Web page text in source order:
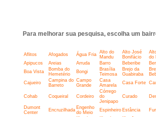
Para melhorar sua pesquisa, escolha um
Aflitos Afogados Água Fria
Alto do
Mandu
Alto José
Bonifácio
do
Apipucos
Areias Arruda Barro Beberibe
Boa Vista
Bomba do
Hemetério
Bongi
Brasília
Teimosa
Brejo da
Guabiraba
Cajueiro
Campina do
Barreto
Campo
Grande
Casa
Amarela
Casa Forte
Cohab Coqueiral Cordeiro
Córrego
do
Jenipapo
Curado
Dumont
Center
Encruzilhada Engenho
do Meio
Espinheiro Estância